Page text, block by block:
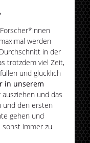
werden
in der
trotzdem viel Zeit,
und glücklich
in unserem
ausziehen und das
und den ersten
gehen und
sonst immer zu